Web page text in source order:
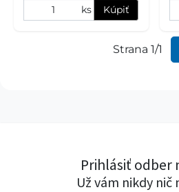
ks Kúpiť
Strana 1/1
Prihlásiť odber
Už vám nikdy nič